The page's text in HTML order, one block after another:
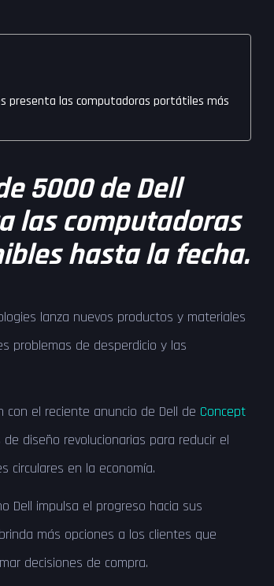
presenta las computadoras portátiles más
5000 de Dell
las computadoras
hasta la fecha.
lanza nuevos productos y materiales
problemas de desperdicio y las
el reciente anuncio de Dell de Concept
diseño revolucionarias para reducir el
circulares en la economía.
Dell impulsa el progreso hacia sus
más opciones a los clientes que
decisiones de compra.